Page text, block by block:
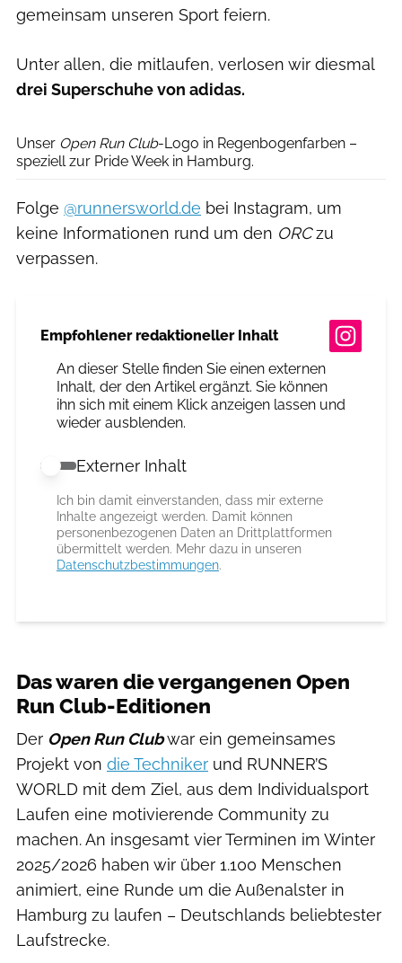
gemeinsam unseren Sport feiern.
Unter allen, die mitlaufen, verlosen wir diesmal
drei Superschuhe von adidas.
Unser Open Run Club-Logo in Regenbogenfarben –
speziell zur Pride Week in Hamburg.
Folge @runnersworld.de bei Instagram, um
keine Informationen rund um den ORCzu
verpassen.
Empfohlener redaktioneller Inhalt
An dieser Stelle finden Sie einen externen
Inhalt, der den Artikel ergänzt. Sie können
ihn sich mit einem Klick anzeigen lassen und
wieder ausblenden.
Externer Inhalt erlauben
Externer Inhalt
Ich bin damit einverstanden, dass mir externe
Inhalte angezeigt werden. Damit können
personenbezogenen Daten an Drittplattformen
übermittelt werden. Mehr dazu in unseren
Datenschutzbestimmungen.
Das waren die vergangenen Open
Run Club-Editionen
Der Open Run Clubwar ein gemeinsames
Projekt von die Techniker und RUNNER’S
WORLD mit dem Ziel, aus dem Individualsport
Laufen eine motivierende Community zu
machen. An insgesamt vier Terminen im Winter
2025/2026 haben wir über 1.100 Menschen
animiert, eine Runde um die Außenalster in
Hamburg zu laufen – Deutschlands beliebtester
Laufstrecke.